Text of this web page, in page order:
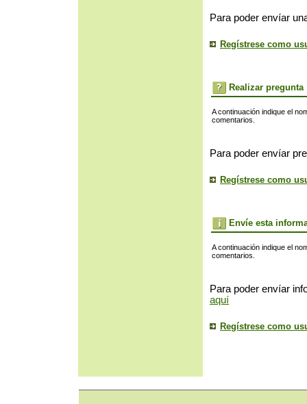
Para poder envíar
Regístrese como
Realizar pregunta
A continuación indique el
comentarios.
Para poder envíar
Regístrese como
Envíe esta
A continuación indique el
comentarios.
Para poder envíar
aquí
Regístrese como